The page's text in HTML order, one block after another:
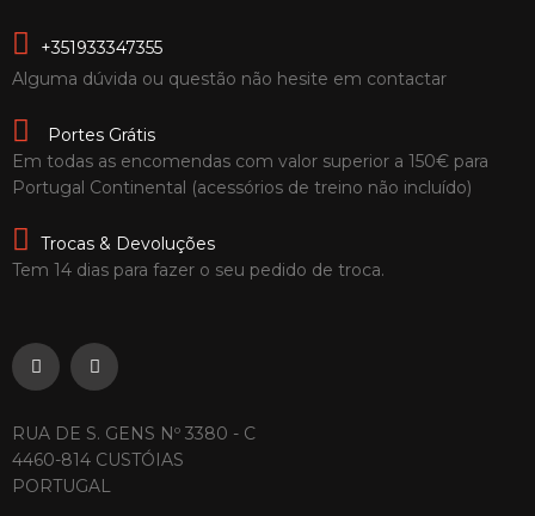
+351933347355
Alguma dúvida ou questão não hesite em contactar
Portes Grátis
Em todas as encomendas com valor superior a 150€ para
Portugal Continental (acessórios de treino não incluído)
Trocas & Devoluções
Tem 14 dias para fazer o seu pedido de troca.
RUA DE S. GENS Nº 3380 - C
4460-814 CUSTÓIAS
PORTUGAL